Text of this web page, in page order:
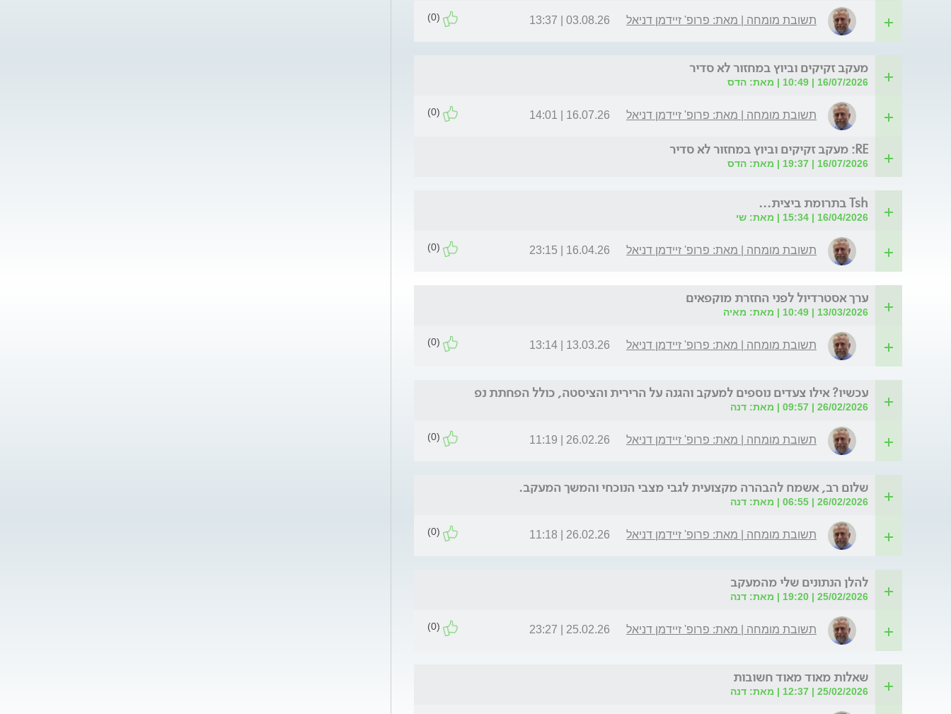
תשובת מומחה | מאת: פרופ' זיידמן דניאל 03.08.26 | 13:37
(0)
מעקב זקיקים וביוץ במחזור לא סדיר
16/07/2026 | 10:49 | מאת: הדס
תשובת מומחה | מאת: פרופ' זיידמן דניאל 16.07.26 | 14:01
(0)
RE: מעקב זקיקים וביוץ במחזור לא סדיר
16/07/2026 | 19:37 | מאת: הדס
Tsh בתרומת ביצית...
16/04/2026 | 15:34 | מאת: שי
תשובת מומחה | מאת: פרופ' זיידמן דניאל 16.04.26 | 23:15
(0)
ערך אסטרדיול לפני החזרת מוקפאים
13/03/2026 | 10:49 | מאת: מאיה
תשובת מומחה | מאת: פרופ' זיידמן דניאל 13.03.26 | 13:14
(0)
עכשיו? אילו צעדים נוספים למעקב והגנה על הרירית והציסטה, כולל הפחתת נפ
26/02/2026 | 09:57 | מאת: דנה
תשובת מומחה | מאת: פרופ' זיידמן דניאל 26.02.26 | 11:19
(0)
שלום רב, אשמח להבהרה מקצועית לגבי מצבי הנוכחי והמשך המעקב.
26/02/2026 | 06:55 | מאת: דנה
תשובת מומחה | מאת: פרופ' זיידמן דניאל 26.02.26 | 11:18
(0)
להלן הנתונים שלי מהמעקב
25/02/2026 | 19:20 | מאת: דנה
תשובת מומחה | מאת: פרופ' זיידמן דניאל 25.02.26 | 23:27
(0)
שאלות מאוד מאוד חשובות
25/02/2026 | 12:37 | מאת: דנה